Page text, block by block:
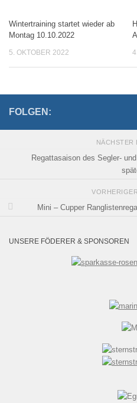
Wintertraining startet wieder ab
Montag 10.10.2022
5. OKTOBER 2022
FOLGEN:
NÄCHSTER
Regattasaison des Segler-
Mini – Cupper
UNSERE FÖDERER & SPONSOREN